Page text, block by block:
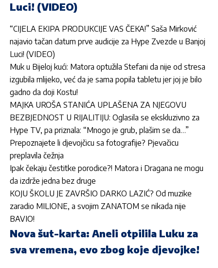
Luci! (VIDEO)
“CIJELA EKIPA PRODUKCIJE VAS ČEKA!” Saša Mirković
najavio tačan datum prve audicije za Hype Zvezde u Banjoj
Luci! (VIDEO)
Muk u Bijeloj kući: Matora optužila Stefani da nije od stresa
izgubila mlijeko, već da je sama popila tabletu jer joj je bilo
gadno da doji Kostu!
MAJKA UROŠA STANIĆA UPLAŠENA ZA NJEGOVU
BEZBJEDNOST U RIJALITIJU: Oglasila se ekskluzivno za
Hype TV, pa priznala: “Mnogo je grub, plašim se da…”
Prepoznajete li djevojčicu sa fotografije? Pjevačicu
preplavila čežnja
Ipak čekaju čestitke porodice?! Matora i Dragana ne mogu
da izdrže jedna bez druge
KOJU ŠKOLU JE ZAVRŠIO DARKO LAZIĆ? Od muzike
zaradio MILIONE, a svojim ZANATOM se nikada nije
BAVIO!
Nova šut-karta: Aneli otpilila Luku za
sva vremena, evo zbog koje djevojke!